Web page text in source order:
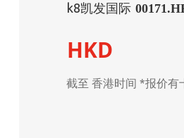
k8凯发国际
HKD
截至香港时间 *报价有